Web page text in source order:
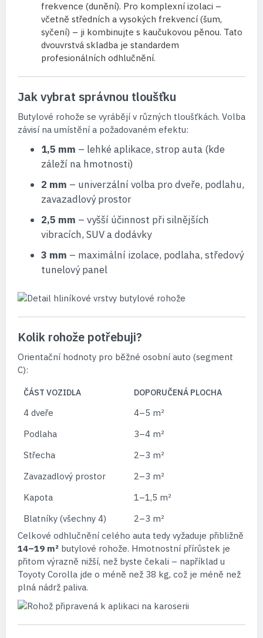
frekvence (dunění). Pro komplexní izolaci –
včetně středních a vysokých frekvencí (šum,
syčení) – ji kombinujte s kaučukovou pěnou. Tato
dvouvrstvá skladba je standardem
profesionálních odhlučnění.
Jak vybrat správnou tloušťku
Butylové rohože se vyrábějí v různých tloušťkách. Volba
závisí na umístění a požadovaném efektu:
1,5 mm – lehké aplikace, strop auta (kde
záleží na hmotnosti)
2 mm – univerzální volba pro dveře, podlahu,
zavazadlový prostor
2,5 mm – vyšší účinnost při silnějších
vibracích, SUV a dodávky
3 mm – maximální izolace, podlaha, středový
tunelový panel
Kolik rohože potřebuji?
Orientační hodnoty pro běžné osobní auto (segment
C):
ČÁST VOZIDLA DOPORUČENÁ PLOCHA
4 dveře
4–5 m²
Podlaha
3–4 m²
Střecha
2–3 m²
Zavazadlový prostor
2–3 m²
Kapota
1–1,5 m²
Blatníky (všechny 4)
2–3 m²
Celkové odhlučnění celého auta tedy vyžaduje přibližně
14–19 m² butylové rohože. Hmotnostní přírůstek je
přitom výrazně nižší, než byste čekali – například u
Toyoty Corolla jde o méně než 38 kg, což je méně než
plná nádrž paliva.